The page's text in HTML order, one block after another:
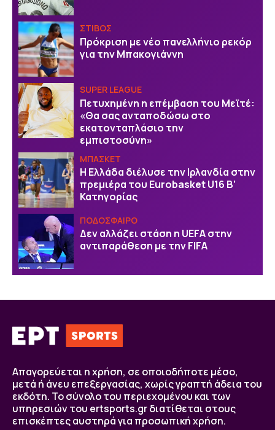
ΣΤΙΒΟΣ
Πρόκριση με νέο πανελλήνιο ρεκόρ
για την Μπακογιάννη
SUPER LEAGUE
Πετυχημένη η επέμβαση του Μεϊτέ:
«Θα σας ανταποδώσω στο
εκατονταπλάσιο την
εμπιστοσύνη»
ΜΠΑΣΚΕΤ
Η Ελλάδα διέλυσε την Ιρλανδία στην
πρεμιέρα του Eurobasket U16 Β’
Κατηγορίας
ΠΟΔΟΣΦΑΙΡΟ
Δεν αλλάζει στάση η UEFA στην
αντιπαράθεση με την FIFA
Απαγορεύεται η χρήση, σε οποιοδήποτε μέσο,
μετά ή άνευ επεξεργασίας, χωρίς γραπτή άδεια του
εκδότη. Το σύνολο του περιεχομένου και των
υπηρεσιών του ertsports.gr διατίθεται στους
επισκέπτες αυστηρά για προσωπική χρήση.